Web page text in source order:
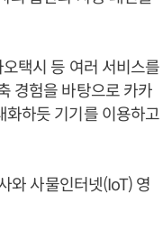
택시 등 여러 서비스를
경험을 바탕으로 카카
화하듯 기기를 이용하고
와 사물인터넷(IoT) 영